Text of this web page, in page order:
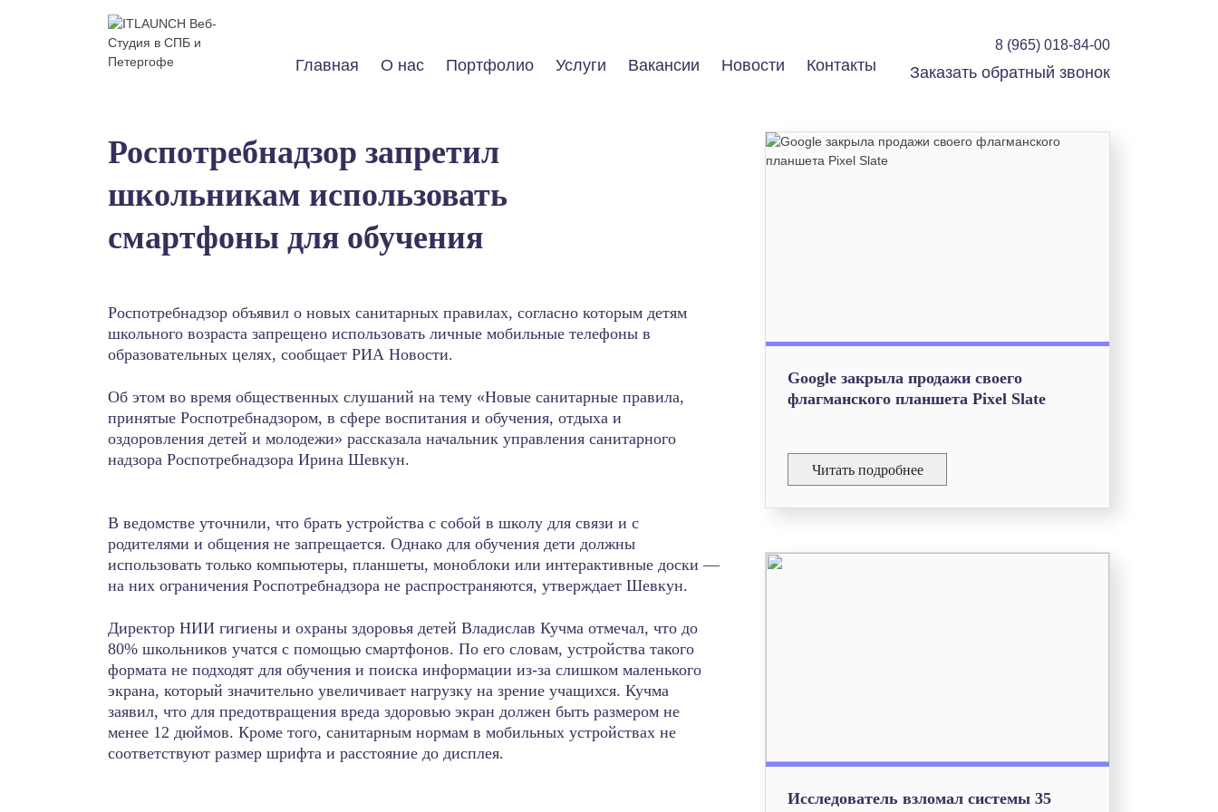
Главная О нас Портфолио Услуги Вакансии Новости Контакты
8 (965) 018-84-00
Заказать обратный звонок
Роспотребнадзор запретил
школьникам использовать
смартфоны для обучения
Роспотребнадзор объявил о новых санитарных правилах, согласно которым детям
школьного возраста запрещено использовать личные мобильные телефоны в
образовательных целях, сообщает РИА Новости.
Об этом во время общественных слушаний на тему «Новые санитарные правила,
принятые Роспотребнадзором, в сфере воспитания и обучения, отдыха и
оздоровления детей и молодежи» рассказала начальник управления санитарного
надзора Роспотребнадзора Ирина Шевкун.
В ведомстве уточнили, что брать устройства с собой в школу для связи и с
родителями и общения не запрещается. Однако для обучения дети должны
использовать только компьютеры, планшеты, моноблоки или интерактивные доски —
на них ограничения Роспотребнадзора не распространяются, утверждает Шевкун.
Директор НИИ гигиены и охраны здоровья детей Владислав Кучма отмечал, что до
80% школьников учатся с помощью смартфонов. По его словам, устройства такого
формата не подходят для обучения и поиска информации из-за слишком маленького
экрана, который значительно увеличивает нагрузку на зрение учащихся. Кучма
заявил, что для предотвращения вреда здоровью экран должен быть размером не
менее 12 дюймов. Кроме того, санитарным нормам в мобильных устройствах не
соответствуют размер шрифта и расстояние до дисплея.
Google закрыла продажи своего
флагманского планшета Pixel Slate
Читать подробнее
Исследователь взломал системы 35